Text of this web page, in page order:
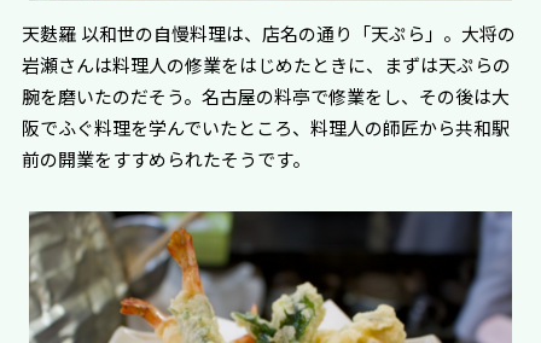
天麩羅 以和世の自慢料理は、店名の通り「天ぷら」。大将の
岩瀬さんは料理人の修業をはじめたときに、まずは天ぷらの
腕を磨いたのだそう。名古屋の料亭で修業をし、その後は大
阪でふぐ料理を学んでいたところ、料理人の師匠から共和駅
前の開業をすすめられたそうです。